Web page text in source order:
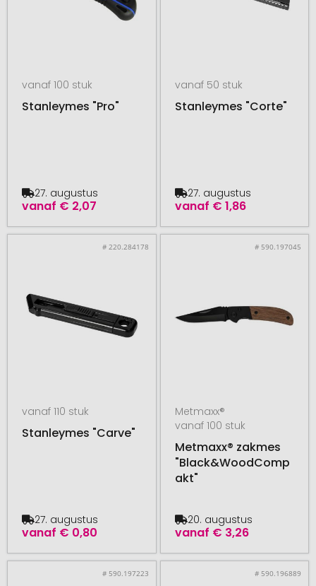
vanaf 100 stuk
Stanleymes "Pro"
vanaf € 2,07
27. augustus
vanaf 50 stuk
Stanleymes "Corte"
vanaf € 1,86
27. augustus
# 220.284178
vanaf 110 stuk
Stanleymes "Carve"
vanaf € 0,80
27. augustus
# 590.197045
Metmaxx®
vanaf 100 stuk
Metmaxx® zakmes
"Black&WoodComp
akt"
vanaf € 3,26
20. augustus
# 590.197223 # 590.196889